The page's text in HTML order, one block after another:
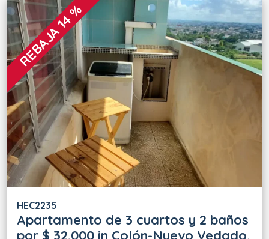
REBAJA 14 %
HEC2235
Apartamento de 3 cuartos y 2 baños
por $ 32.000 in Colón-Nuevo Vedado,